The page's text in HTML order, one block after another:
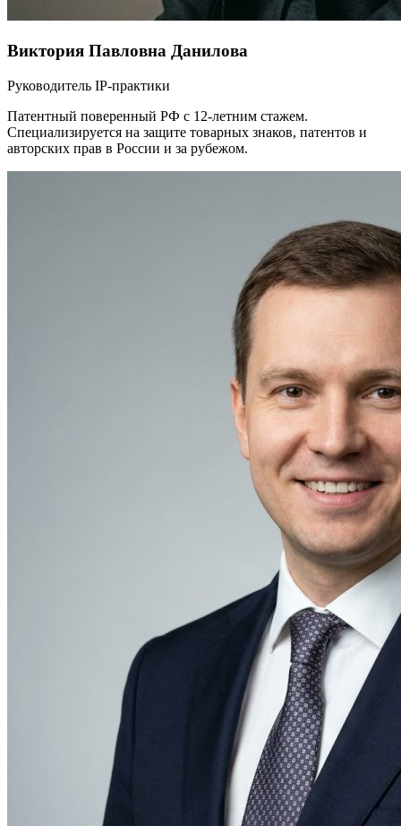
Виктория Павловна Данилова
Руководитель IP-практики
Патентный поверенный РФ с 12-летним стажем.
Специализируется на защите товарных знаков, патентов и
авторских прав в России и за рубежом.